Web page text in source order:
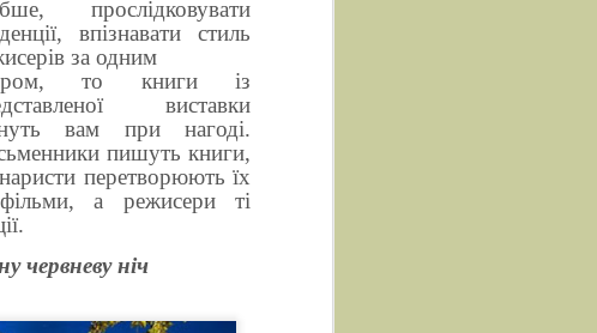
прослідковувати
впізнавати стиль
за одним
то книги із
виставки
вам при нагоді.
пишуть книги,
перетворюють їх
а режисери ті
червневу ніч